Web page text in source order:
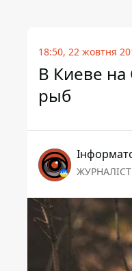
18:50, 22 жовтня
В Киеве
рыб
ЖУРНАЛІСТ